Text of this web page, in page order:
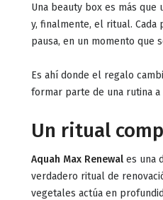
Una beauty box es más
y, finalmente, el ritual.
pausa, en un momento que
Es ahí donde el regalo
formar parte de una rutina
Un ritual
Aquah Max Renewal es una
verdadero ritual de
vegetales actúa en